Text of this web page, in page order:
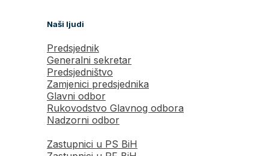
Naši ljudi
Predsjednik
Generalni sekretar
Predsjedništvo
Zamjenici predsjednika
Glavni odbor
Rukovodstvo Glavnog odbora
Nadzorni odbor
Zastupnici u PS BiH